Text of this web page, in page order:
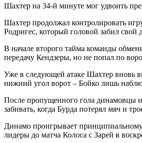
Шахтер на 34-й минуте мог удвоить
Шахтер продолжал контролировать
Родригес, который головой забил свой
В начале второго тайма команды
передачу Кендзеры, но не попал по
Уже в следующей атаке Шахтер вновь
нижний угол ворот – Бойко лишь
После пропущенного гола динамовцы
забивать, когда Бурда потерял мяч и
Динамо проигрывает принципиальному
лидеры до матча Колоса с Зарей в